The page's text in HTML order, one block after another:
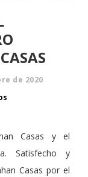
de 2020
Casas y el
Satisfecho y
Casas por el